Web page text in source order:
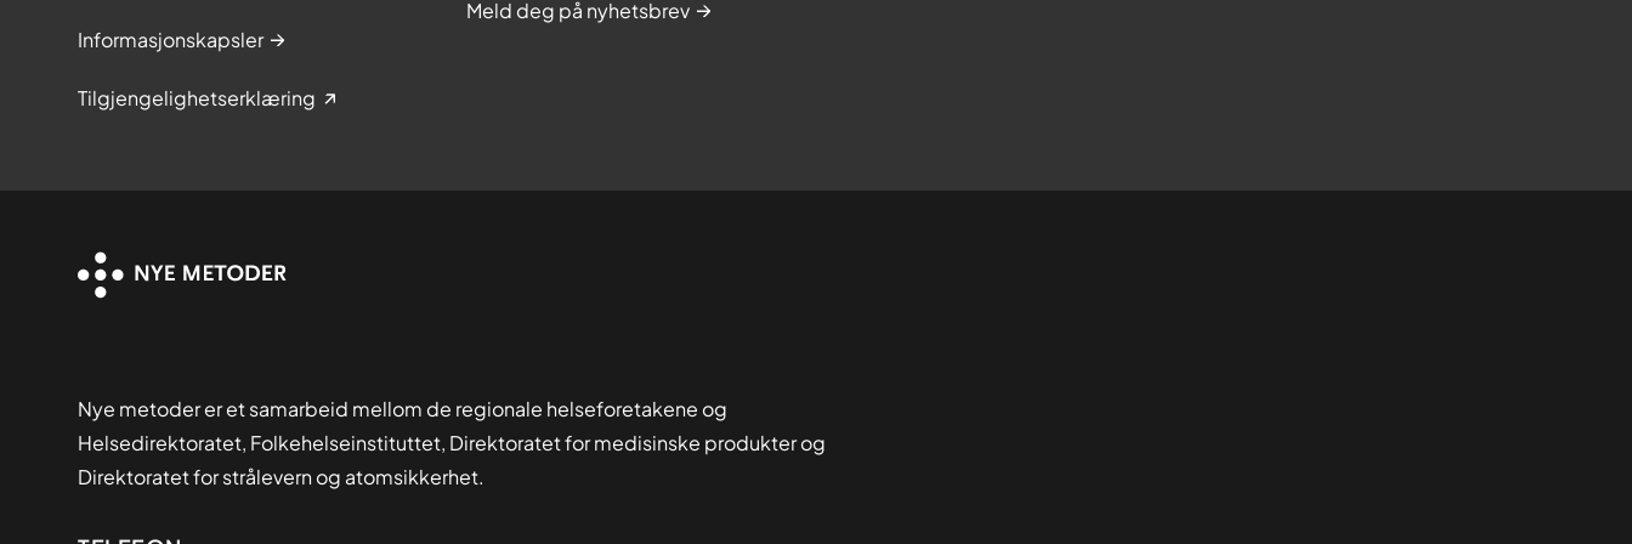
Informasjonskapsler
Tilgjengelighetserklæring
Meld deg på nyhetsbrev
Nye metoder er et samarbeid mellom de regionale helseforetakene og
Helsedirektoratet, Folkehelseinstituttet, Direktoratet for medisinske produkter og
Direktoratet for strålevern og atomsikkerhet.